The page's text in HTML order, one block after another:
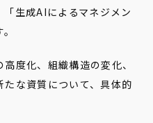
生成AIによるマネジメン
度化、組織構造の変化、
な資質について、具体的